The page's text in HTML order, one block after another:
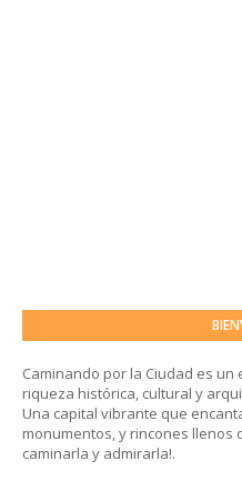
Caminando por la Ciudad es
riqueza histórica, cultural y
Una capital vibrante que
monumentos, y rincones llenos
caminarla y admirarla!.